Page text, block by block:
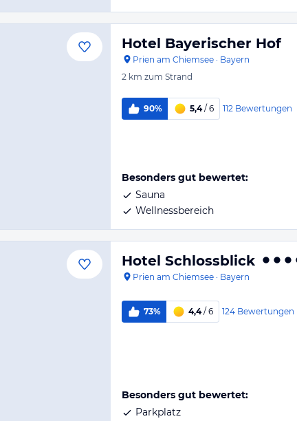
Hotel Bayerischer Hof
Prien am Chiemsee · Bayern
2 km zum Strand
90% 5,4/ 6 112 Bewertungen
Besonders gut bewertet:
Sauna
Wellnessbereich
Hotel Schlossblick
Prien am Chiemsee · Bayern
73% 4,4/ 6 124 Bewertungen
Besonders gut bewertet:
Parkplatz